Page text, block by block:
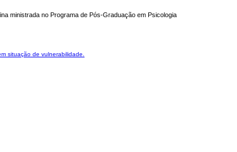
ministrada no Programa de Pós-Graduação em Psicologia
situação de vulnerabilidade.